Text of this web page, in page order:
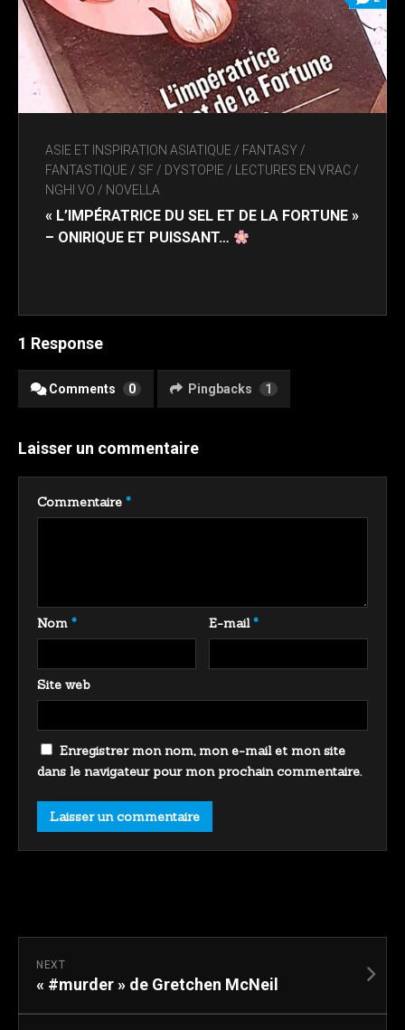
ASIE ET INSPIRATION ASIATIQUE / FANTASY /
FANTASTIQUE / SF / DYSTOPIE / LECTURES EN VRAC/
NGHI VO / NOVELLA
« L’IMPÉRATRICE DU SEL ET DE LA FORTUNE »
– ONIRIQUE ET PUISSANT…
1 Response
Comments 0 Pingbacks 1
Laisser un commentaire
Commentaire *
Nom * E-mail*
Site web
Enregistrer mon nom, mon e-mail et mon site
dans le navigateur pour mon prochain commentaire.
NEXT
« #murder » de Gretchen McNeil